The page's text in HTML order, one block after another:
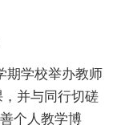
期学校举办教师
并与同行切磋
个人教学博